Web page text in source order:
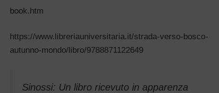
book.htm
https://www.libreriauniversitaria.it/strada-verso-bosco-
autunno-mondo/libro/9788871122649
Sinossi: Un libro ricevuto in apparenza